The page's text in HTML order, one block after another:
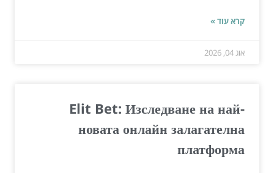
קרא עוד »
אוג 04, 2026
Elit Bet: Изследване на най-
новата онлайн залагателна
платформа